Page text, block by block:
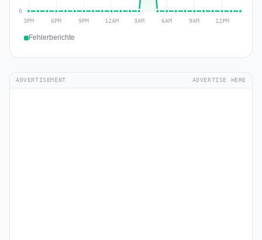
Fehlerberichte
ADVERTISEMENT ADVERTISE HERE